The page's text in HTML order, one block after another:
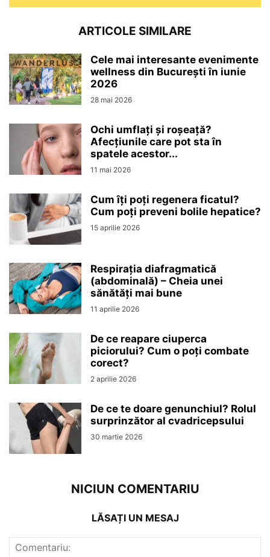
ARTICOLE SIMILARE
Cele mai interesante evenimente
wellness din București în iunie
2026
28 mai 2026
Ochi umflați și roșeață?
Afecțiunile care pot sta în
spatele acestor...
11 mai 2026
Cum îți poți regenera ficatul?
Cum poți preveni bolile hepatice?
15 aprilie 2026
Respirația diafragmatică
(abdominală) – Cheia unei
sănătăți mai bune
11 aprilie 2026
De ce reapare ciuperca
piciorului? Cum o poți combate
corect?
2 aprilie 2026
De ce te doare genunchiul? Rolul
surprinzător al cvadricepsului
30 martie 2026
NICIUN COMENTARIU
LĂSAȚI UN MESAJ